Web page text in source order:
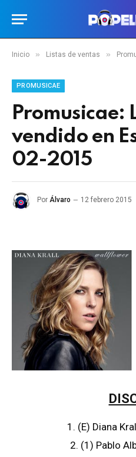
Inicio » Listas de ventas »
PROMUSICAE
Promusicae:
vendido en
02-2015
Por Álvaro 12 febrero 2015
1. (E) Diana
2. (1) Pablo